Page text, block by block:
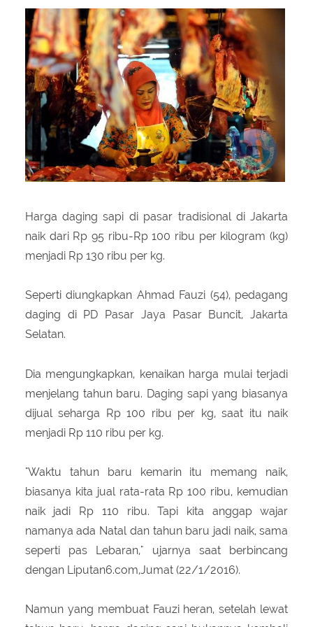
Peraturan Pengampunan Pajak
Infografis Pengampunan Pajak
About Us
Q & A Pajak
Kontak Kami
Sitemap
Harga daging sapi di pasar tradisional di Jakarta
naik dari Rp 95 ribu-Rp 100 ribu per kilogram (kg)
menjadi Rp 130 ribu per kg.
Seperti diungkapkan Ahmad Fauzi (54), pedagang
daging di PD Pasar Jaya Pasar Buncit, Jakarta
Selatan.
Dia mengungkapkan, kenaikan harga mulai terjadi
menjelang tahun baru. ‎Daging sapi yang biasanya
dijual seharga Rp 100 ribu per kg, saat itu naik
menjadi Rp 110 ribu per kg.
"Waktu tahun baru kemarin itu memang naik,
biasanya kita jual rata-rata Rp 100 ribu, kemudian
naik jadi Rp 110 ribu. Tapi kita anggap wajar
namanya ada Natal dan tahun baru jadi naik, sama
seperti pas Lebaran," ujarnya saat berbincang
dengan Liputan6.com,Jumat (22/1/2016).
Namun yang membuat Fauzi heran, setelah lewat